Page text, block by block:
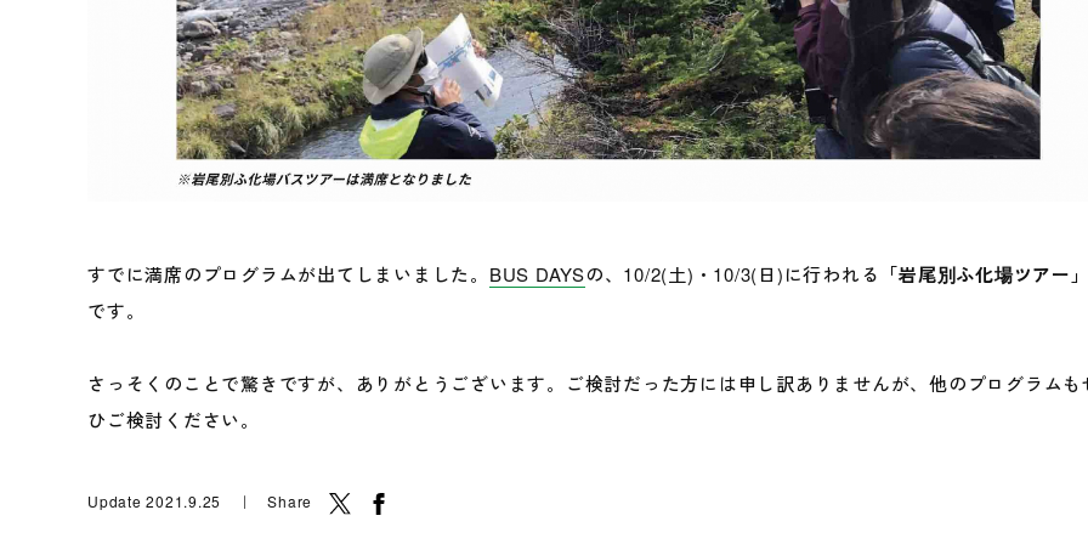
すでに満席のプログラムが出てしまいました。 BUS DAYSの、10/2(土)・10/3(日)に行われる 「岩尾別ふ化場ツアー
です。
さっそくのことで驚きですが、ありがとうございます。ご検討だった方には申し訳ありませんが、他のプログラムも
ひご検討ください。
Update 2021.9.25 ｜ Share